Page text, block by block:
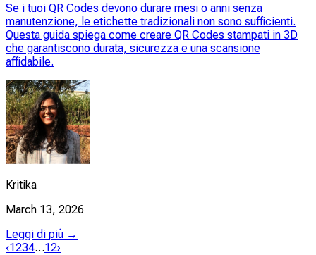
Se i tuoi QR Codes devono durare mesi o anni senza
manutenzione, le etichette tradizionali non sono sufficienti.
Questa guida spiega come creare QR Codes stampati in 3D
che garantiscono durata, sicurezza e una scansione
affidabile.
Kritika
March 13, 2026
Leggi di più →
‹1234…12›